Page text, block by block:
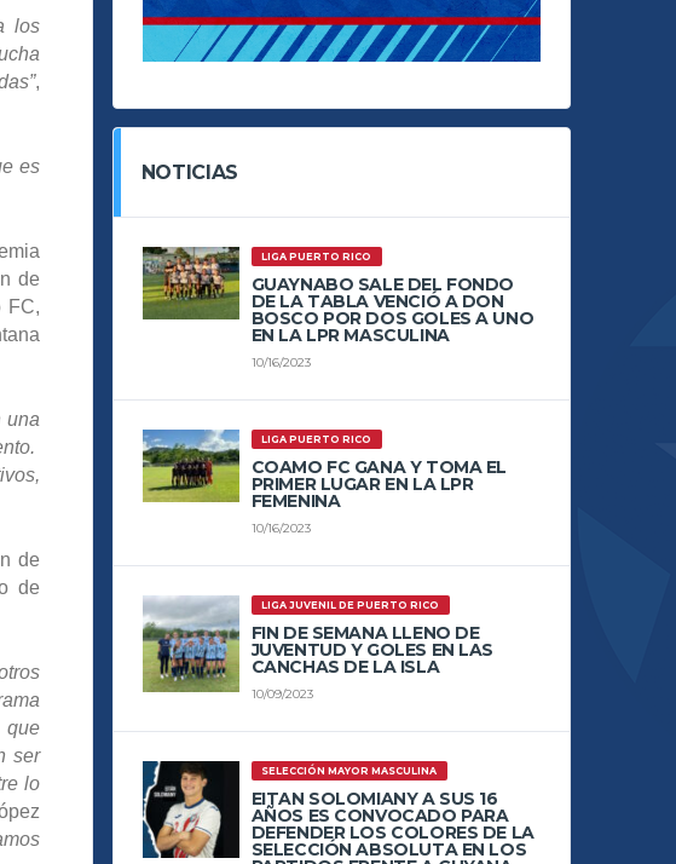
los
,
es
de
FC,
una
de
de
que
ser
lo
NOTICIAS
LIGA PUERTO RICO
GUAYNABO SALE DEL FONDO
DE LA TABLA VENCIÓ A DON
BOSCO POR DOS GOLES A UNO
EN LA LPR MASCULINA
10/16/2023
LIGA PUERTO RICO
COAMO FC GANA Y TOMA EL
PRIMER LUGAR EN LA LPR
FEMENINA
10/16/2023
LIGA JUVENIL DE PUERTO RICO
FIN DE SEMANA LLENO DE
JUVENTUD Y GOLES EN LAS
CANCHAS DE LA ISLA
10/09/2023
SELECCIÓN MAYOR MASCULINA
EITAN SOLOMIANY A SUS 16
AÑOS ES CONVOCADO PARA
DEFENDER LOS COLORES DE LA
SELECCIÓN ABSOLUTA EN LOS